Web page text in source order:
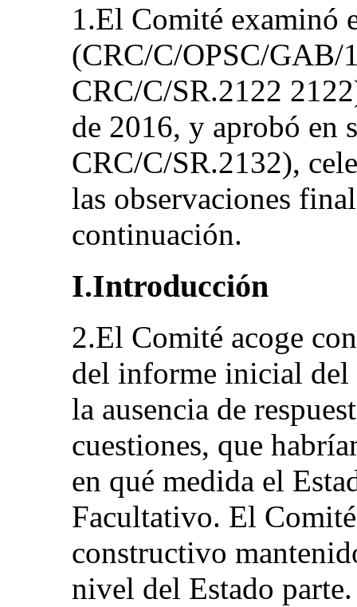
1.El Comité examinó
(CRC/C/OPSC/GAB/
CRC/C/SR.2122
de 2016, y aprobó en
CRC/C/SR.2132),
las observaciones
continuación.
I.Introducción
2.El Comité acoge
del informe inicial del
la ausencia de
cuestiones, que
en qué medida el
Facultativo. El
constructivo
nivel del Estado parte.